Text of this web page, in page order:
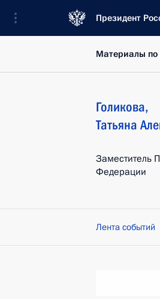
Президент
Материалы по
Голикова,
Татьяна
Заместитель
Федерации
Лента событий